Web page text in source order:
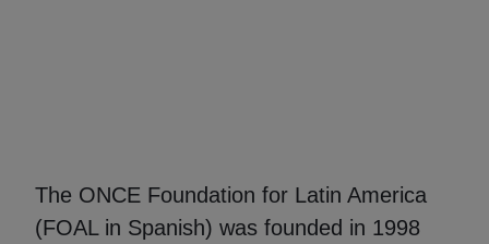
The ONCE Foundation for Latin America
(FOAL in Spanish) was founded in 1998